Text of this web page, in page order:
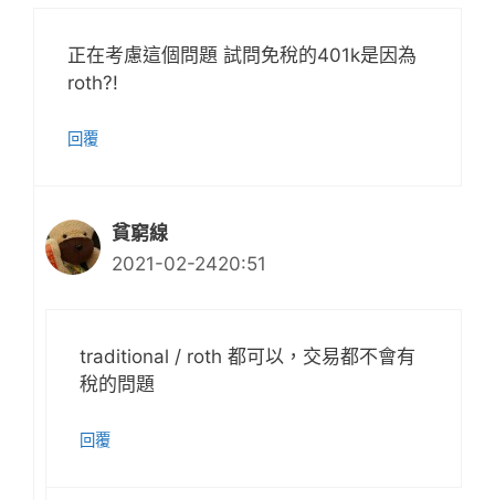
正在考慮這個問題 試問免稅的401k是因為
roth?!
回覆
貧窮線
2021-02-2420:51
traditional / roth 都可以，交易都不會有
稅的問題
回覆